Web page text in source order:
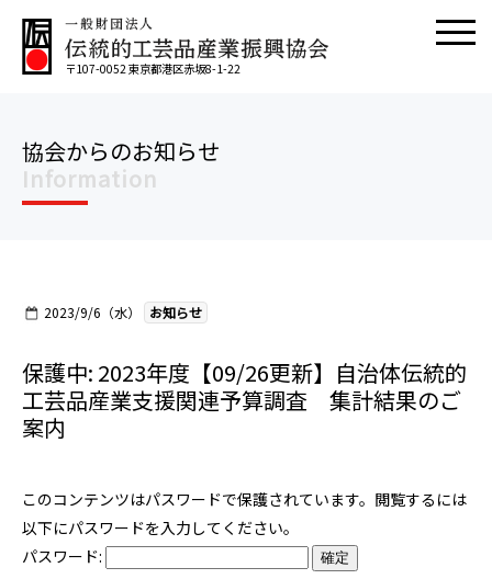
〒107-0052 東京都港区赤坂8-1-22
協会からのお知らせ
Information
2023/9/6（水） お知らせ
保護中: 2023年度【09/26更新】自治体伝統的
工芸品産業支援関連予算調査 集計結果のご
案内
このコンテンツはパスワードで保護されています。閲覧するには
以下にパスワードを入力してください。
パスワード: